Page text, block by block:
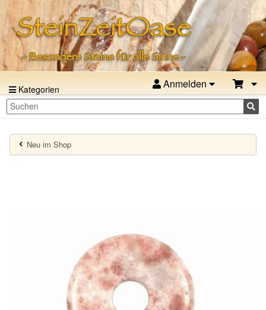
Kategorien Anmelden
Neu im Shop